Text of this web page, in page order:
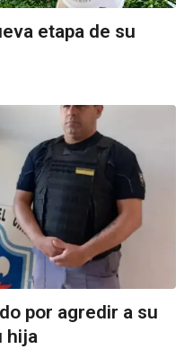
etapa de su
por agredir a su
hija